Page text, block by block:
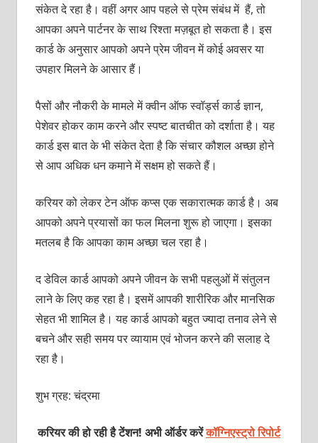
संकेत दे रहा है। वहीं अगर आप पहले से प्रेम संबंध में हैं, तो
आपका अपने पार्टनर के साथ रिश्‍ता मज़बूत हो सकता है। इस
कार्ड के अनुसार आपको अपने प्रेम जीवन में कोई अवसर या
उपहार मिलने के आसार हैं।
पैसों और नौकरी के मामले में क्‍वीन ऑफ स्‍वॉर्ड्स कार्ड ज्ञान,
पेशेवर होकर काम करने और स्‍पष्‍ट बातचीत को दर्शाता है। यह
कार्ड इस बात के भी संकेत देता है कि संचार कौशल अच्छा होने
से आप अधिक धन कमाने में सक्षम हो सकते हैं।
करियर को लेकर टेन ऑफ कप्‍स एक सकारात्‍मक कार्ड है। अब
आपको अपने प्रयासों का फल मिलना शुरू हो जाएगा। इसका
मतलब है कि आपका काम अच्‍छा चल रहा है।
द डेविल कार्ड आपको अपने जीवन के सभी पहलुओं में संतुलन
लाने के लिए कह रहा है। इसमें आपकी शारीरिक और मानसिक
सेहत भी शामिल है। यह कार्ड आपको बहुत ज्‍यादा तनाव लेने से
बचने और सही समय पर व्‍यायाम एवं भोजन करने की सलाह दे
रहा है।
शुभ ग्रह: चंद्रमा
करियर की हो रही है टेंशन! अभी ऑर्डर करेंकॉग्निएस्ट्रो रिपोर्ट